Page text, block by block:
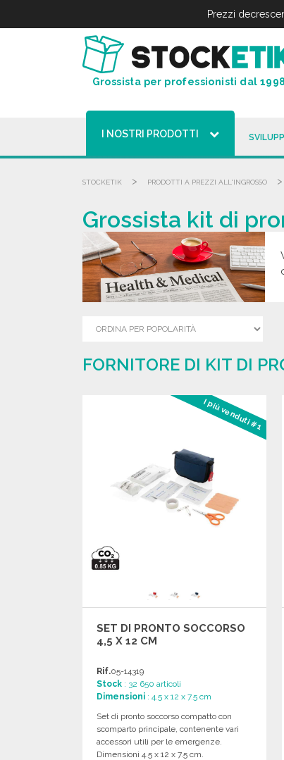
Prezzi
Grossista per professionisti dal 1998
I NOSTRI PRODOTTI
STOCKETIK > PRODOTTI A PREZZI ALL'INGROSSO >
Grossista kit di
FORNITORE DI KIT DI
I più venduti #1
SET DI PRONTO SOCCORSO
4,5 X 12 CM
Rif.05-14319
Stock : 32 650 articoli
Dimensioni : 4.5 x 12 x 7.5 cm
Set di pronto soccorso compatto con
scomparto principale, contenente vari
accessori utili per le emergenze.
Dimensioni 4.5 x 12 x 7.5 cm.